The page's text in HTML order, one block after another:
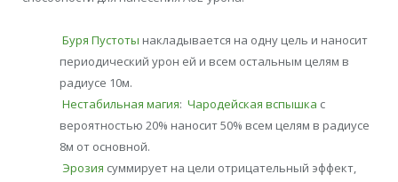
Буря Пустоты накладывается на одну цель и наносит
периодический урон ей и всем остальным целям в
радиусе 10м.
Нестабильная магия: Чародейская вспышка с
вероятностью 20% наносит 50% всем целям в радиусе
8м от основной.
Эрозия суммирует на цели отрицательный эффект,